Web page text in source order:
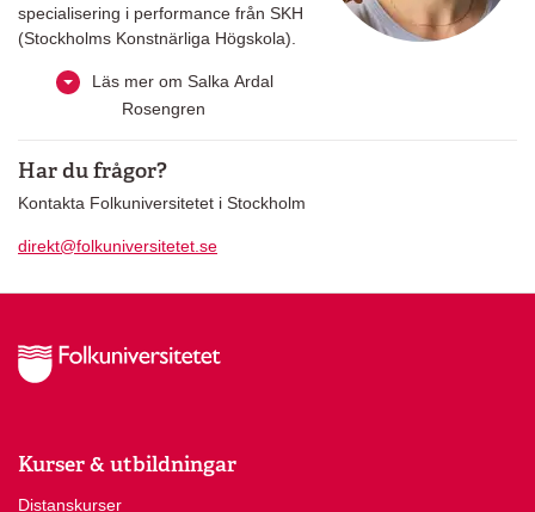
specialisering i performance från SKH
(Stockholms Konstnärliga Högskola).
Rosengren
Har du frågor?
Kontakta Folkuniversitetet i Stockholm
direkt@folkuniversitetet.se
Kurser & utbildningar
Distanskurser